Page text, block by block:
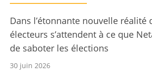
Dans l’étonnante nouvelle réalité
électeurs s’attendent à ce que
de saboter les élections
30 juin 2026